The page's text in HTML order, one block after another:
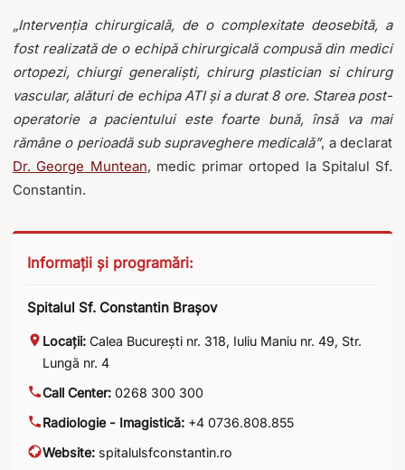
„Intervenția chirurgicală, de o complexitate deosebită, a
fost realizată de o echipă chirurgicală compusă din medici
ortopezi, chiurgi generaliști, chirurg plastician si chirurg
vascular, alături de echipa ATI și a durat 8 ore. Starea post-
operatorie a pacientului este foarte bună, însă va mai
rămâne o perioadă sub supraveghere medicală”, a declarat
Dr. George Muntean, medic primar ortoped la Spitalul Sf.
Constantin.
Informații și programări:
Spitalul Sf. Constantin Brașov
Locații: Calea București nr. 318, Iuliu Maniu nr. 49, Str.
Lungă nr. 4
Call Center: 0268 300 300
Radiologie - Imagistică: +4 0736.808.855
Website: spitalulsfconstantin.ro